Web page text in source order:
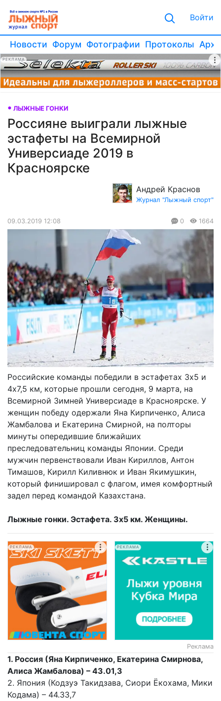
Войти
Новости Форум Фотографии Протоколы
РЕКЛАМА
ЛЫЖНЫЕ ГОНКИ
Россияне выиграли лыжные
эстафеты на Всемирной
Универсиаде 2019 в
Красноярске
Андрей Краснов
Журнал "Лыжный спорт"
09.03.2019 12:08 0 1664
Российские команды победили в эстафетах 3х5 и
4х7,5 км, которые прошли сегодня, 9 марта, на
Всемирной Зимней Универсиаде в Красноярске. У
женщин победу одержали Яна Кирпиченко, Алиса
Жамбалова и Екатерина Смирной, на полторы
минуты опередившие ближайших
преследовательниц команды Японии. Среди
мужчин первенствовали Иван Кириллов, Антон
Тимашов, Кирилл Киливнюк и Иван Якимушкин,
который финишировал с флагом, имея комфортный
задел перед командой Казахстана.
Лыжные гонки. Эстафета. 3х5 км. Женщины.
РЕКЛАМА РЕКЛАМА
Реклама
1. Россия (Яна Кирпиченко, Екатерина Смирнова,
Алиса Жамбалова) – 43.01,3
2. Япония (Кодзуэ Такидзава, Сиори Ёкохама, Мики
Кодама) – 44.33,7